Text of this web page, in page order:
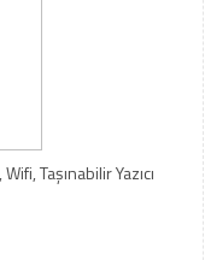
Taşınabilir Yazıcı